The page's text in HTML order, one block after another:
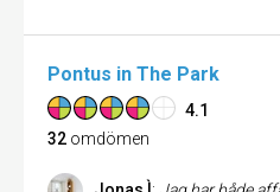
Pontus in The Park
4.1
32 omdömen